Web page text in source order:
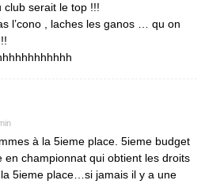
club serait le top !!!
l’cono , laches les ganos … qu on
à la 5ieme place. 5ieme budget
en championnat qui obtient les droits
5ieme place…si jamais il y a une